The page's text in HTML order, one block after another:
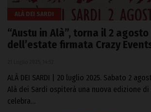
ALÀ DEI SARDI
“Austu in Alà”, torna il 2
dell’estate firmata Crazy
ALÀ DEI SARDI | 20 luglio 2025. Sabato 2
Alà dei Sardi ospiterà una nuova edizione di
celebra…